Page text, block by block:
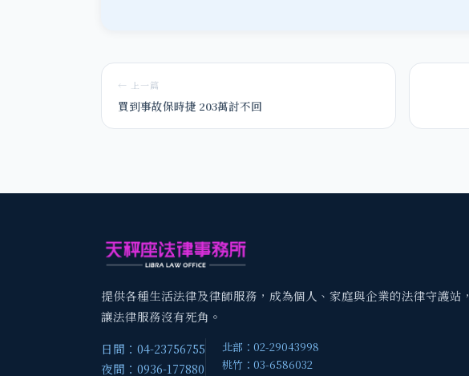
← 上一篇
買到事故保時捷 203萬討不回
提供各種生活法律及律師服務，成為個人、家庭與企業的法律守護站，
讓法律服務沒有死角。
日間：04-23756755
夜間：0936-177880
北部：02-29043998
桃竹：03-6586032